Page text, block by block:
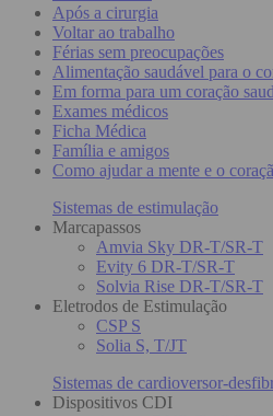
Após a cirurgia
Voltar ao trabalho
Férias sem preocupações
Alimentação saudável para o
Em forma para um coração
Exames médicos
Ficha Médica
Família e amigos
Como ajudar a mente e o
Sistemas de estimulação
Marcapassos
Amvia Sky DR-T/SR-T
Evity 6 DR-T/SR-T
Solvia Rise DR-T/SR-T
Eletrodos de Estimulação
CSP S
Solia S, T/JT
Sistemas de cardioversor-
Dispositivos CDI